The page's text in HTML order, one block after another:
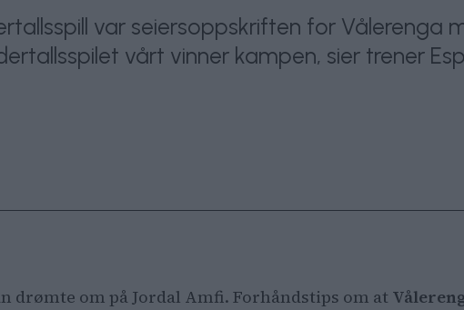
var seiersoppskriften for Vålerenga
vårt vinner kampen, sier trener
drømte om på Jordal Amfi. Forhåndstips om at